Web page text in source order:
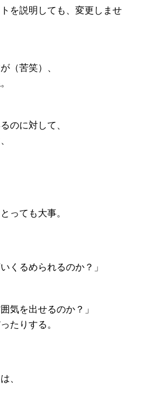
を説明しても、変更しませ
（苦笑）、
のに対して、
っても大事。
くるめられるのか？」
気を出せるのか？」
たりする。
、